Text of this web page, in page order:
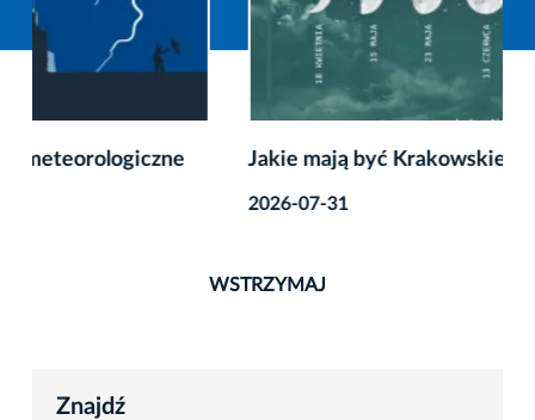
Jakie mają być Krakowskie Noce? Powiedz nam!
WSTRZYMAJ
Znajdź